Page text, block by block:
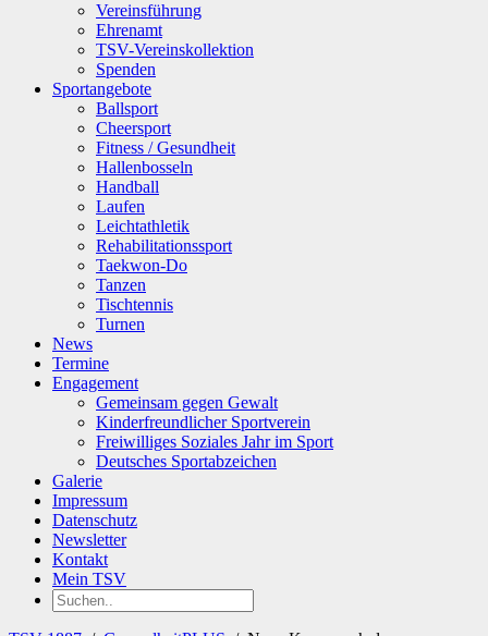
Vereinsführung
Ehrenamt
TSV-Vereinskollektion
Spenden
Sportangebote
Ballsport
Cheersport
Fitness / Gesundheit
Hallenbosseln
Handball
Laufen
Leichtathletik
Rehabilitationssport
Taekwon-Do
Tanzen
Tischtennis
Turnen
News
Termine
Engagement
Gemeinsam gegen Gewalt
Kinderfreundlicher Sportverein
Freiwilliges Soziales Jahr im Sport
Deutsches Sportabzeichen
Galerie
Impressum
Datenschutz
Newsletter
Kontakt
Mein TSV